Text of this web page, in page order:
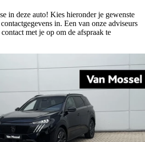
in deze auto! Kies hieronder je gewenste
in. Een van onze adviseurs
met je op om de afspraak te